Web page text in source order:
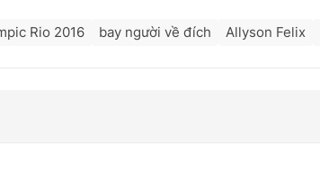
Rio 2016 bay người về đích Allyson Felix